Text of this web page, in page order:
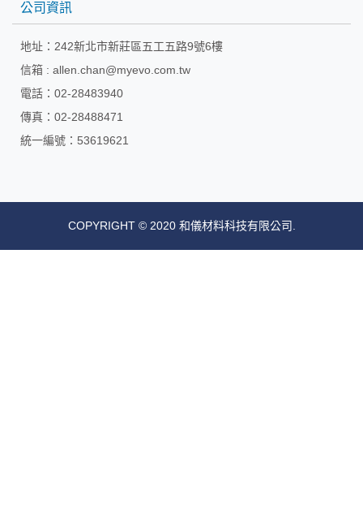
公司資訊
地址： 242新北市新莊區五工五路9號6樓
信箱 : allen.chan@myevo.com.tw
電話：02-28483940
傳真：02-28488471
統一編號：53619621
COPYRIGHT © 2020 和儀材料科技有限公司.